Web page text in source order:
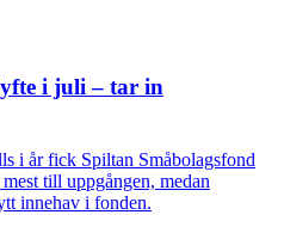
i juli – tar in
i år fick Spiltan Småbolagsfond
till uppgången, medan
innehav i fonden.